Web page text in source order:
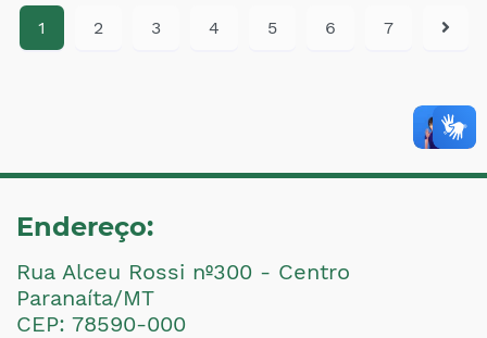
1 2 3 4 5 6 7
Endereço:
Rua Alceu Rossi nº300 - Centro
Paranaíta/MT
CEP: 78590-000